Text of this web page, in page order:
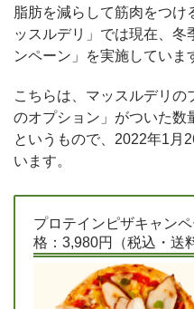
脂肪を減らして筋肉をつ
ッスルデリ」では現在、冬
ンペーン」を実施していま
こちらは、マッスルデリ
のオプション」がついた数
というもので、2022年1月
います。
プロテインピザキャン
格：3,980円（税込・送